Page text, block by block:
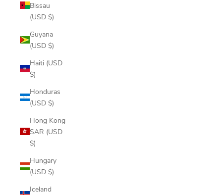
Bissau
(USD $)
Guyana
(USD $)
Haiti (USD
$)
Honduras
(USD $)
Hong Kong
SAR (USD
$)
Hungary
(USD $)
Iceland